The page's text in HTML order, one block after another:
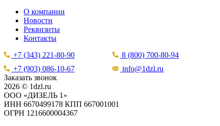
О компании
Новости
Реквизиты
Контакты
+7 (343) 221-80-90
8 (800) 700-80-94
+7 (903) 086-10-67
info@1dzl.ru
Заказать звонок
2026 © 1dzl.ru
ООО «ДИЗЕЛЬ 1»
ИНН 6670499178 КПП 667001001
ОГРН 1216600004367